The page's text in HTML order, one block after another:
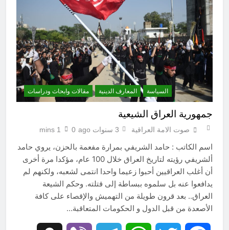
السياسة المعارف الدينية مقالات وابحاث ودراسات
جمهورية العراق الشيعية
صوت الامة العراقية 3 سنوات ago 0
1 mins
اسم الكاتب : حامد الشريفي بمرارة مفعمة بالحزن، يروي حامد
ألشريفي رؤيته لتاريخ العراق خلال 100 عام، مؤكدا مرة أخرى
أن أغلب العراقيين أحبوا زعيما واحدا انتمى لشعبه، ولكنهم لم
يدافعوا عنه بل سلموه ببساطة إلى قتلته. وحكم الشيعة
العراق.. بعد قرون طويلة من التهميش والإقصاء على كافة
الأصعدة من قبل الدول و الحكومات المتعاقبة…